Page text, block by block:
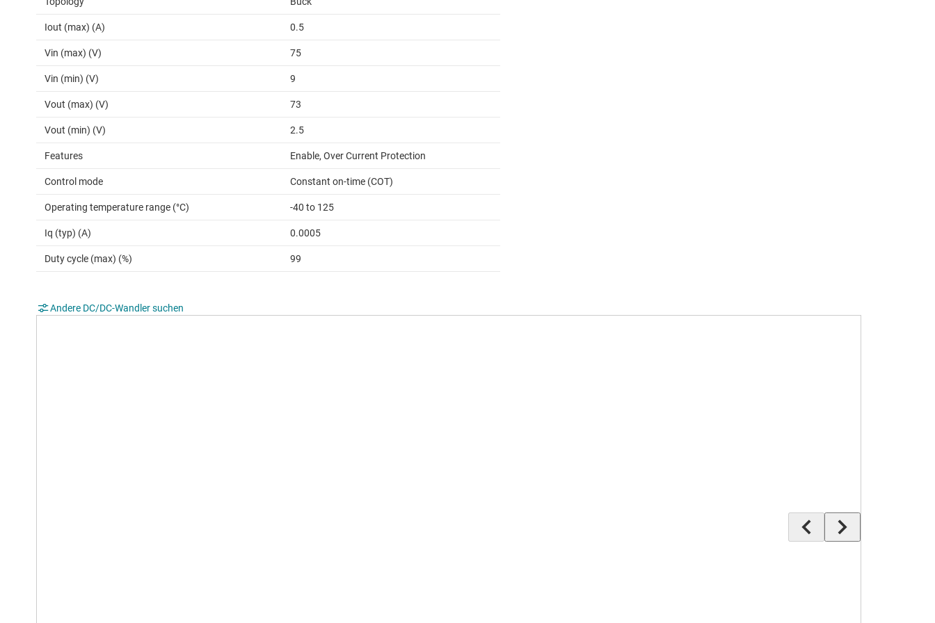
Iout (max) (A) 0.5
Vin (max) (V) 75
Vin (min) (V) 9
Vout (max) (V) 73
Vout (min) (V) 2.5
Features Enable, Over Current Protection
Control mode Constant on-time (COT)
Operating temperature range (°C) -40 to 125
Iq (typ) (A) 0.0005
Duty cycle (max) (%) 99
Andere DC/DC-Wandler suchen